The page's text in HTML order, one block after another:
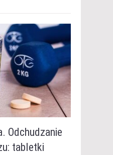
Odchudzanie
tabletki